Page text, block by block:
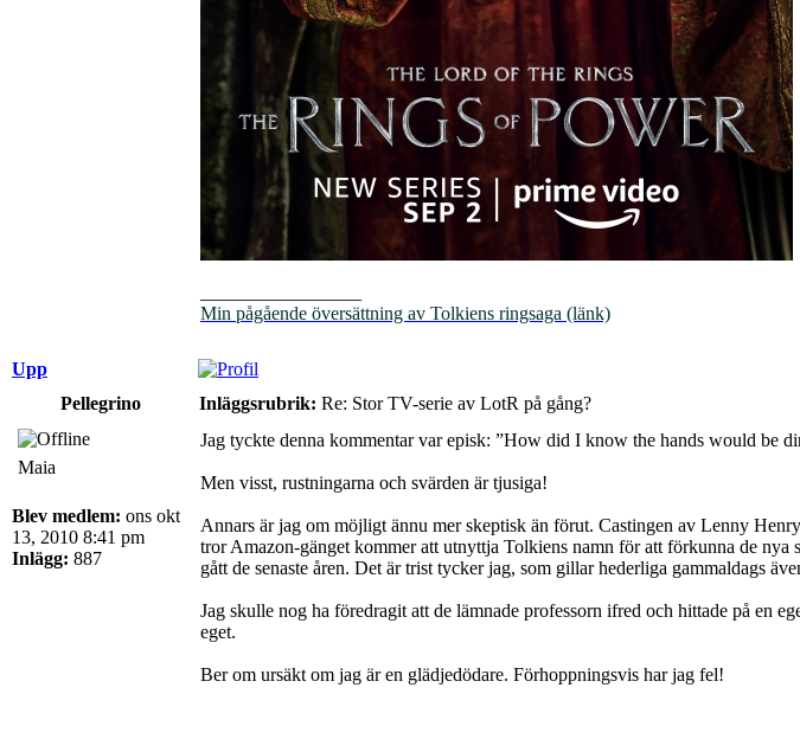
Min pågående översättning av Tolkiens ringsaga (länk)
Upp
Pellegrino
Inläggsrubrik: Re: Stor TV-serie av LotR på gång?
Maia
Blev medlem: ons okt
13, 2010 8:41 pm
Inlägg: 887
Jag tyckte denna kommentar var episk: ”How did I know the hands would be
Men visst, rustningarna och svärden är tjusiga!
Annars är jag om möjligt ännu mer skeptisk än förut. Castingen av Lenny
tror Amazon-gänget kommer att utnyttja Tolkiens namn för att förkunna de
gått de senaste åren. Det är trist tycker jag, som gillar hederliga gammaldags
Jag skulle nog ha föredragit att de lämnade professorn ifred och hittade på en
eget.
Ber om ursäkt om jag är en glädjedödare. Förhoppningsvis har jag fel!